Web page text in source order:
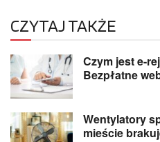
CZYTAJ TAKŻE
Czym jest e-
Bezpłatne
Wentylatory
mieście